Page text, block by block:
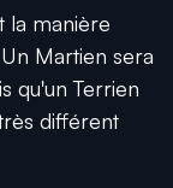
la manière
Martien sera
qu'un Terrien
différent